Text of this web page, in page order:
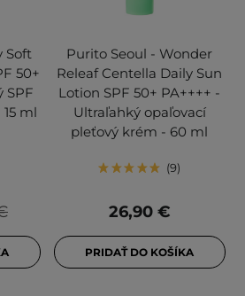
Soft
50+
SPF
ml
Purito Seoul - Wonder
Releaf Centella Daily Sun
Lotion SPF 50+ PA++++ -
Ultraľahký opaľovací
pleťový krém - 60 ml
9
26,90 €
PRIDAŤ DO KOŠÍKA